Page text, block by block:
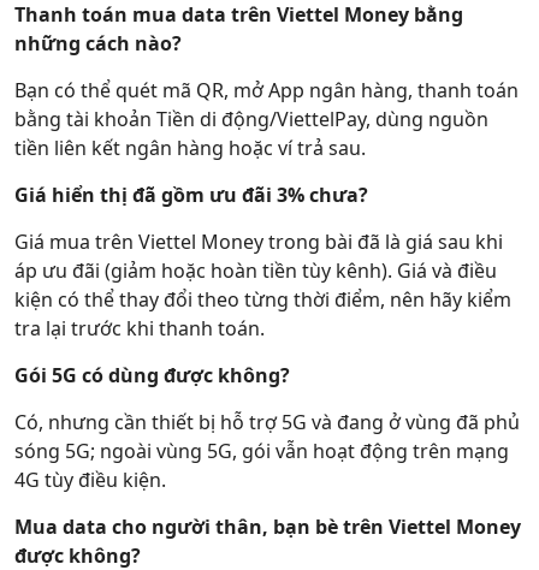
Thanh toán mua data trên Viettel Money bằng
những cách nào?
Bạn có thể quét mã QR, mở App ngân hàng, thanh toán
bằng tài khoản Tiền di động/ViettelPay, dùng nguồn
tiền liên kết ngân hàng hoặc ví trả sau.
Giá hiển thị đã gồm ưu đãi 3% chưa?
Giá mua trên Viettel Money trong bài đã là giá sau khi
áp ưu đãi (giảm hoặc hoàn tiền tùy kênh). Giá và điều
kiện có thể thay đổi theo từng thời điểm, nên hãy kiểm
tra lại trước khi thanh toán.
Gói 5G có dùng được không?
Có, nhưng cần thiết bị hỗ trợ 5G và đang ở vùng đã phủ
sóng 5G; ngoài vùng 5G, gói vẫn hoạt động trên mạng
4G tùy điều kiện.
Mua data cho người thân, bạn bè trên Viettel Money
được không?